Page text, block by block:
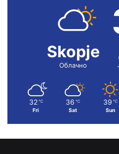
Skopje
Облачно
32 ℃
Fri
36 ℃
Sat
39 ℃
Sun